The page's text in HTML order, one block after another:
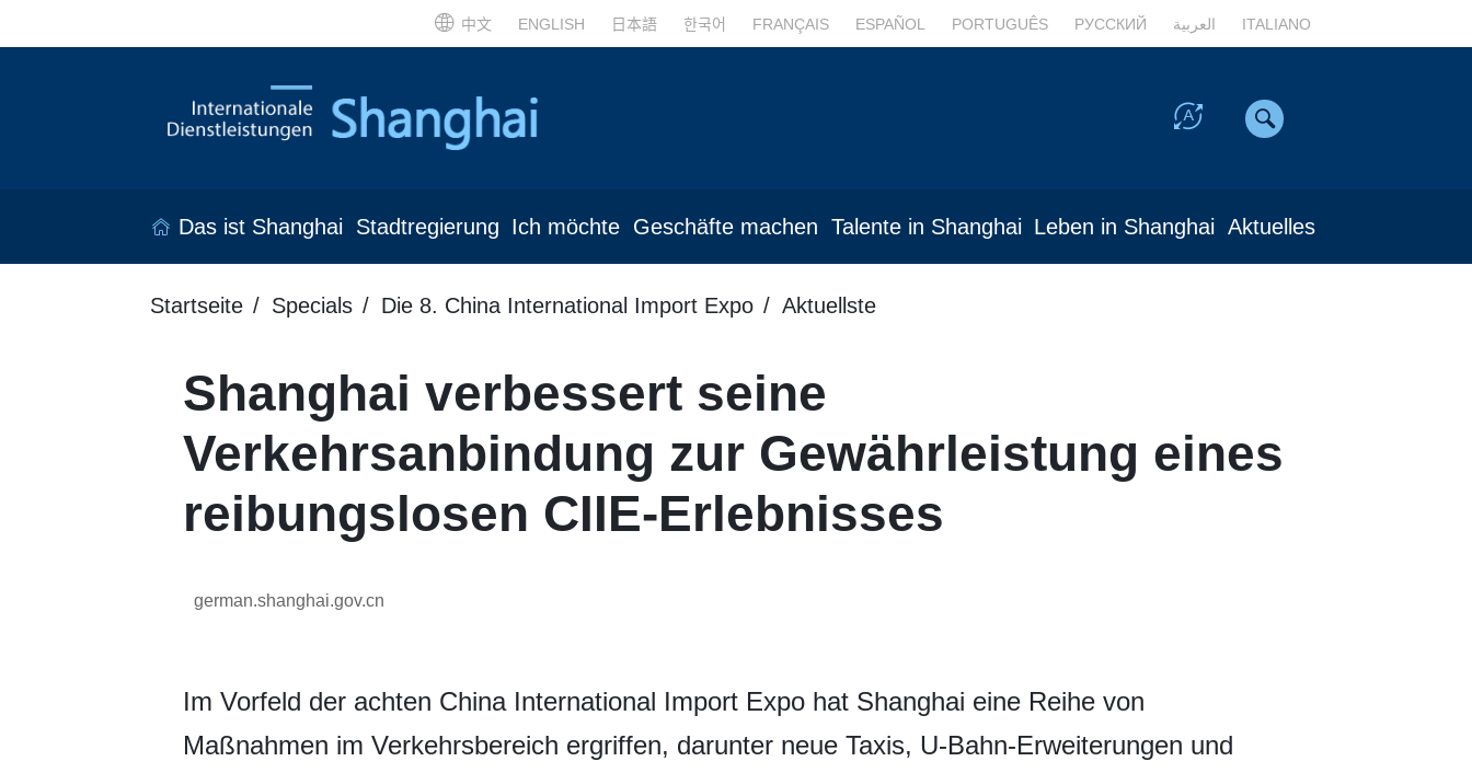
中文 ENGLISH 日本語 한국어 FRANÇAIS ESPAÑOL PORTUGUÊS РУССКИЙ العربية ITALIANO
Das ist Shanghai Stadtregierung Ich möchte Geschäfte machen Talente in Shanghai Leben in Shanghai Aktuelles
Startseite Specials Die 8. China International Import Expo Aktuellste
Shanghai verbessert seine
Verkehrsanbindung zur Gewährleistung eines
reibungslosen CIIE-Erlebnisses
german.shanghai.gov.cn
Im Vorfeld der achten China International Import Expo hat Shanghai eine Reihe von
Maßnahmen im Verkehrsbereich ergriffen, darunter neue Taxis, U-Bahn-Erweiterungen und